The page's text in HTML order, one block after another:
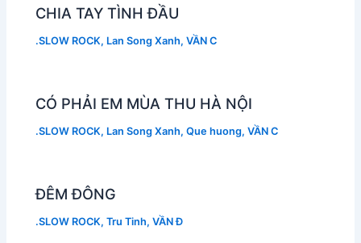
CHIA TAY TÌNH ĐẦU
.SLOW ROCK, Lan Song Xanh,VẦN C
CÓ PHẢI EM MÙA THU HÀ NỘI
.SLOW ROCK, Lan Song Xanh,Que huong,VẦN C
ĐÊM ĐÔNG
.SLOW ROCK,Tru Tinh,VẦN Đ